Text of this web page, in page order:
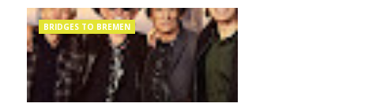
BRIDGES TO BREMEN